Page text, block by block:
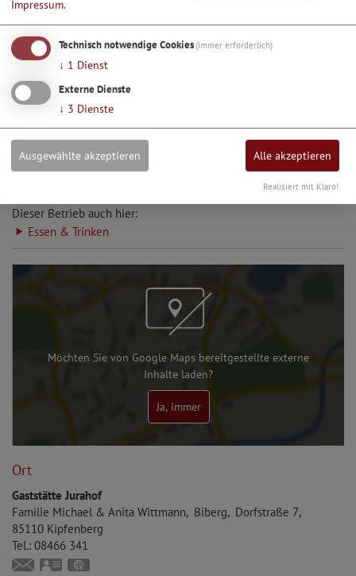
05.12.26
1 2 3
Dieser Betrieb auch hier:
Essen & Trinken
Möchten Sie von Google Maps bereitgestellte externe
Inhalte laden?
Ja, immer
Ort
Gaststätte Jurahof
Familie Michael & Anita Wittmann Biberg
Dorfstraße 7
85110 Kipfenberg
Tel.: 08466 341
anita.wittmann.biberg@web.de
vCard
Impressum.
Technisch notwendige Cookies(immer erforderlich)
↓ 1 Dienst
Externe Dienste
↓ 3 Dienste
Ausgewählte akzeptieren Alle akzeptieren
Realisiert mit Klaro!